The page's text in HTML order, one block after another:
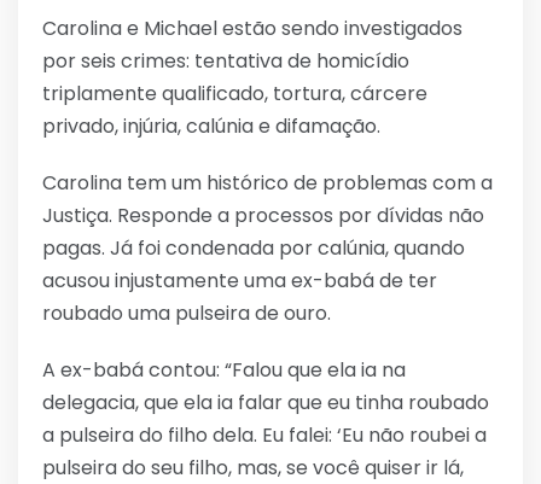
Carolina e Michael estão sendo investigados
por seis crimes: tentativa de homicídio
triplamente qualificado, tortura, cárcere
privado, injúria, calúnia e difamação.
Carolina tem um histórico de problemas com a
Justiça. Responde a processos por dívidas não
pagas. Já foi condenada por calúnia, quando
acusou injustamente uma ex-babá de ter
roubado uma pulseira de ouro.
A ex-babá contou: “Falou que ela ia na
delegacia, que ela ia falar que eu tinha roubado
a pulseira do filho dela. Eu falei: ‘Eu não roubei a
pulseira do seu filho, mas, se você quiser ir lá,